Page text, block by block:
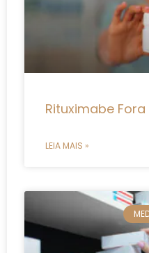
Rituximabe Fora
LEIA MAIS »